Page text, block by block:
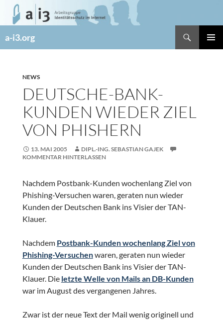
Zum
Inhalt
a-i3.org
NEWS
DEUTSCHE-BANK-
KUNDEN WIEDER ZIEL
VON PHISHERN
13. MAI 2005
DIPL.-ING. SEBASTIAN GAJEK
KOMMENTAR HINTERLASSEN
Nachdem Postbank-Kunden wochenlang Ziel von
Phishing-Versuchen waren, geraten nun wieder
Kunden der Deutschen Bank ins Visier der TAN-
Klauer.
Nachdem Postbank-Kunden wochenlang Ziel von
Phishing-Versuchenwaren, geraten nun wieder
Kunden der Deutschen Bank ins Visier der TAN-
Klauer. Die letzte Welle von Mails an DB-Kunden
war im August des vergangenen Jahres.
Zwar ist der neue Text der Mail wenig originell und